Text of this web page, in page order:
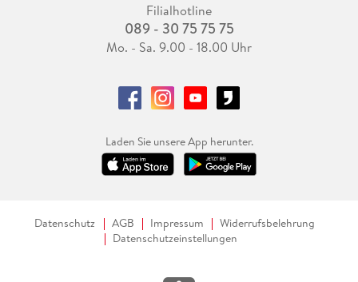
Filialhotline
089 - 30 75 75 75
Mo. - Sa. 9.00 - 18.00 Uhr
Laden Sie unsere App herunter.
Datenschutz AGB Impressum
Widerrufsbelehrung
Datenschutzeinstellungen